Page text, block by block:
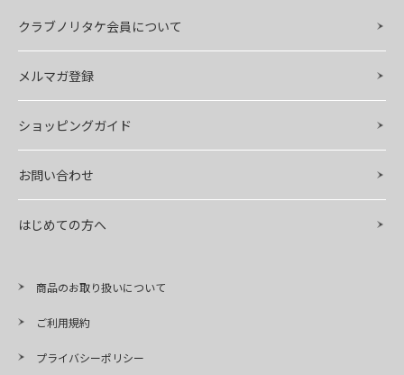
クラブノリタケ会員について
メルマガ登録
ショッピングガイド
お問い合わせ
はじめての方へ
商品のお取り扱いについて
ご利用規約
プライバシーポリシー